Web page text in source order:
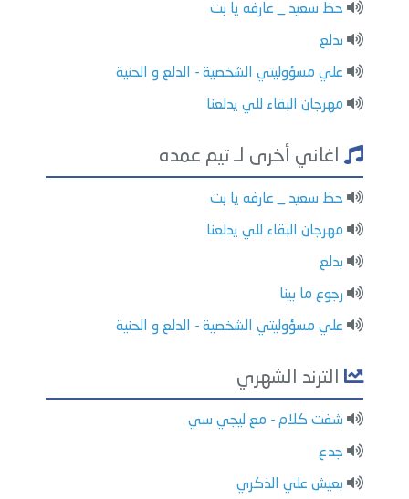
حظ سعيد _ عارفه يا بت
بدلع
علي مسؤوليتي الشخصية - الدلع و الحنية
مهرجان البقاء للي يدلعنا
اغاني أخرى لـ تيم عمده
حظ سعيد _ عارفه يا بت
مهرجان البقاء للي يدلعنا
بدلع
رجوع ما بينا
علي مسؤوليتي الشخصية - الدلع و الحنية
الترند الشهري
شفت كلام - مع ليجي سي
جدع
بعيش علي الذكري